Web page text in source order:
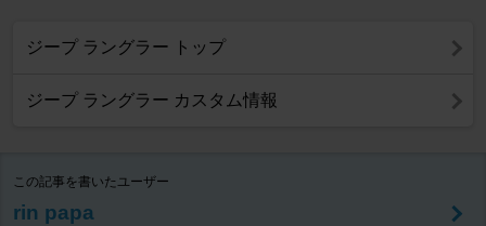
ジープ ラングラー トップ
ジープ ラングラー カスタム情報
この記事を書いたユーザー
rin papa